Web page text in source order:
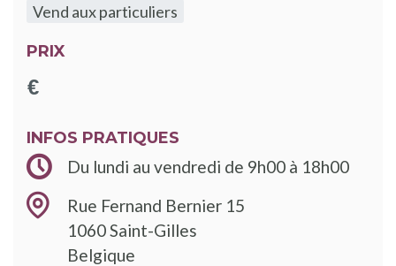
Vend aux particuliers
PRIX
INFOS PRATIQUES
Du lundi au vendredi de 9h00 à 18h00
Rue Fernand Bernier 15
1060Saint-Gilles
Belgique